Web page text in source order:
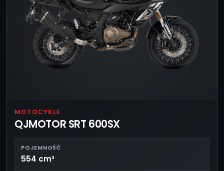
MOTOCYKLE
QJMOTOR SRT 600SX
POJEMNOŚĆ
554 cm³